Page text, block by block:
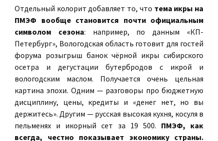
Отдельный колорит добавляет то, что тема икры на
ПМЭФ вообще становится почти официальным
символом сезона: например, по данным «КП-
Петербург», Вологодская область готовит для гостей
форума розыгрыш банок чёрной икры сибирского
осетра и дегустации бутербродов с икрой и
вологодским маслом. Получается очень цельная
картина эпохи. Одним — разговоры про бюджетную
дисциплину, цены, кредиты и «денег нет, но вы
держитесь». Другим — русская высокая кухня, косуля в
пельменях и икорный сет за 19 500. ПМЭФ, как
всегда, честно показывает экономику страны.